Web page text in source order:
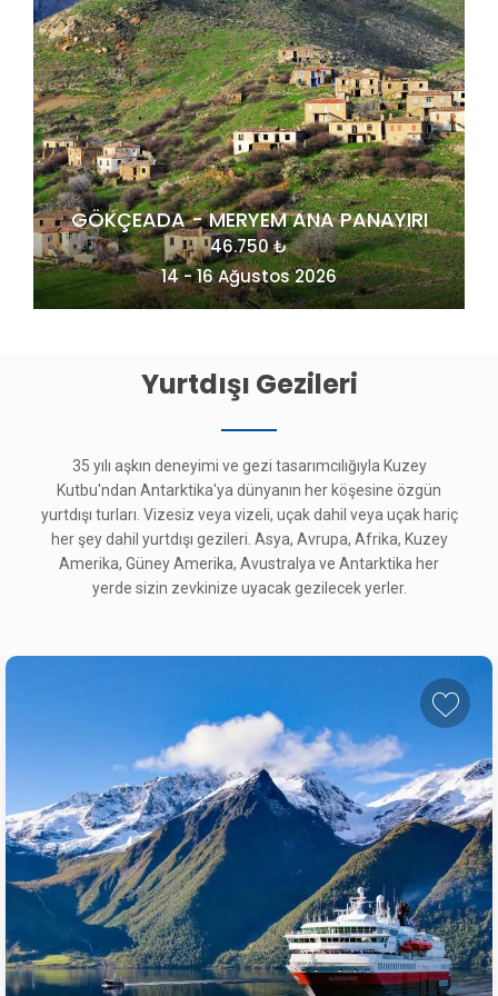
Yurtdışı Gezileri
35 yılı aşkın deneyimi ve gezi tasarımcılığıyla Kuzey
Kutbu'ndan Antarktika'ya dünyanın her köşesine özgün
yurtdışı turları. Vizesiz veya vizeli, uçak dahil veya uçak hariç
her şey dahil yurtdışı gezileri. Asya, Avrupa, Afrika, Kuzey
Amerika, Güney Amerika, Avustralya ve Antarktika her
yerde sizin zevkinize uyacak gezilecek yerler.